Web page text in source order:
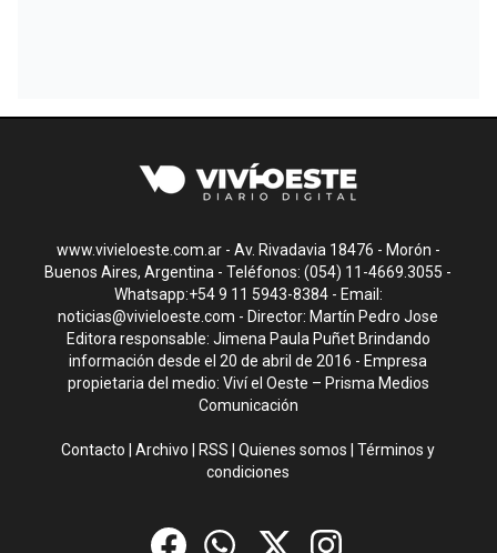
www.vivieloeste.com.ar - Av. Rivadavia 18476 - Morón -
Buenos Aires, Argentina - Teléfonos: (054) 11-4669.3055 -
Whatsapp:+54 9 11 5943-8384 - Email:
noticias@vivieloeste.com - Director: Martín Pedro Jose
Editora responsable: Jimena Paula Puñet Brindando
información desde el 20 de abril de 2016 - Empresa
propietaria del medio: Viví el Oeste – Prisma Medios
Comunicación
Contacto |Archivo RSS |Quienes somos |Términos y
condiciones